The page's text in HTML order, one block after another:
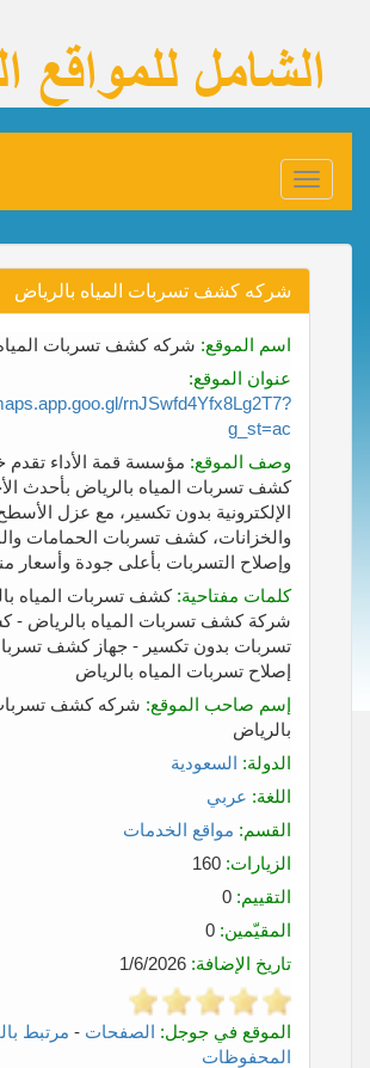
Toggle
navigation
شركه كشف تسربات المياه بالرياض
اسم الموقع: شركه كشف تسربات
عنوان الموقع:
rnJSwfd4Yfx8Lg2T7?
g_st=ac
وصف الموقع: مؤسسة قمة الأداء تقدم
كشف تسربات المياه بالرياض بأحدث
الإلكترونية بدون تكسير، مع عزل
والخزانات، كشف تسربات الحمامات
وإصلاح التسربات بأعلى جودة وأسعار
كلمات مفتاحية: كشف تسربات المياه
شركة كشف تسربات المياه بالرياض -
تسربات بدون تكسير - جهاز كشف
إصلاح تسربات المياه بالرياض
إسم صاحب الموقع: شركه كشف
بالرياض
الدولة: السعودية
اللغة: عربي
القسم: مواقع الخدمات
الزيارات:
التقييم:
المقيّمين:
تاريخ الإضافة:
الموقع في جوجل: الصفحات - مرتبط
المحفوظات